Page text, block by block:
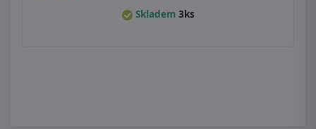
Skladem 3ks